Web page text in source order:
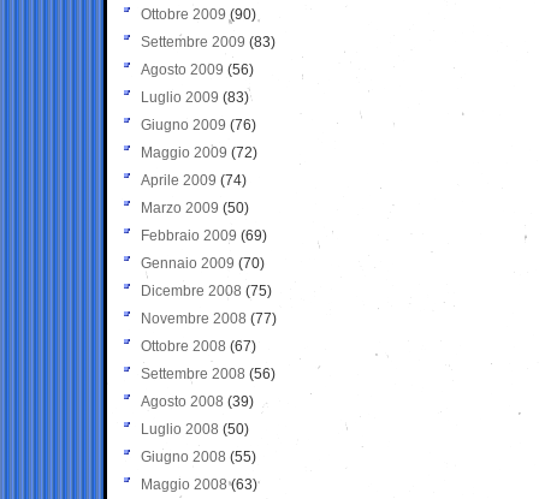
Ottobre 2009 (90)
Settembre 2009 (83)
Agosto 2009 (56)
Luglio 2009 (83)
Giugno 2009 (76)
Maggio 2009 (72)
Aprile 2009 (74)
Marzo 2009 (50)
Febbraio 2009 (69)
Gennaio 2009 (70)
Dicembre 2008 (75)
Novembre 2008 (77)
Ottobre 2008 (67)
Settembre 2008 (56)
Agosto 2008 (39)
Luglio 2008 (50)
Giugno 2008 (55)
Maggio 2008(63)